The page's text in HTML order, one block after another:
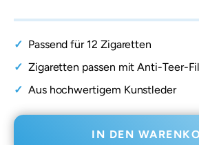
Passend für 12 Zigaretten
Zigaretten passen mit Anti-Teer-
Aus hochwertigem Kunstleder
IN DEN